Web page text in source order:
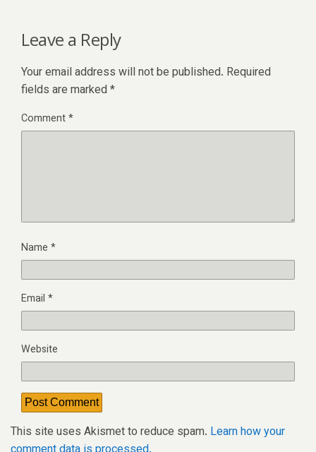
Leave a Reply
Your email address will not be published. Required
fields are marked *
Comment*
Name *
Email *
Website
This site uses Akismet to reduce spam. Learn how your